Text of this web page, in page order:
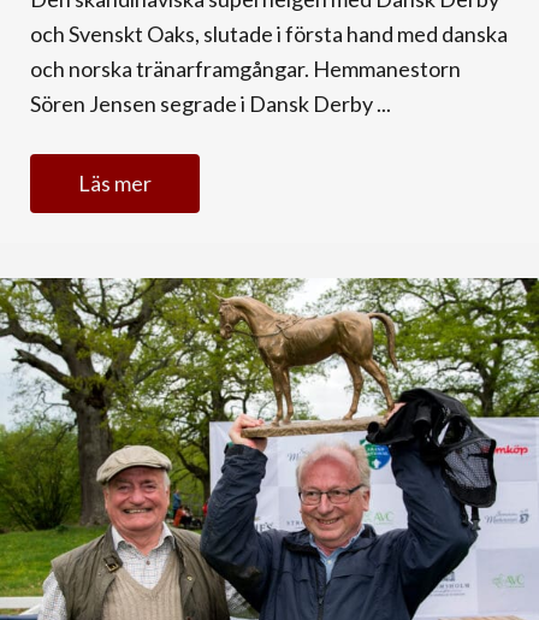
och Svenskt Oaks, slutade i första hand med danska
och norska tränarframgångar. Hemmanestorn
Sören Jensen segrade i Dansk Derby ...
Läs mer